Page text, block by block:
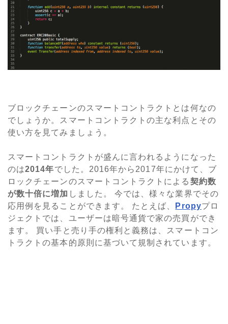
ブロックチェーンのスマートコントラクトとは何なの
でしょうか。スマートコントラクトの主な利点とその
使い方を見てみましょう。
スマートコントラクトが盛んに言われるようになった
のは2014年でした。2016年から2017年にかけて、ブ
ロックチェーンのスマートコントラクトによる 契約数
が数十倍に増加 しました。 今では、様々な業界でその
応用例を見ることができます。 たとえば、
Propyプロ
ジェクトでは、ユーザーは暗号通貨で家の売買ができ
ます。 買い手と売り手の権利と義務は、スマートコン
トラクトの基本的原則に基づいて規制されています。